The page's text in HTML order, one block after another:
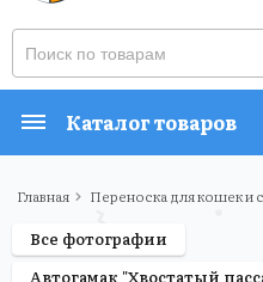
Каталог товаров
Главная Переноска для кошек и
Все фотографии
Автогамак "Хвостатый